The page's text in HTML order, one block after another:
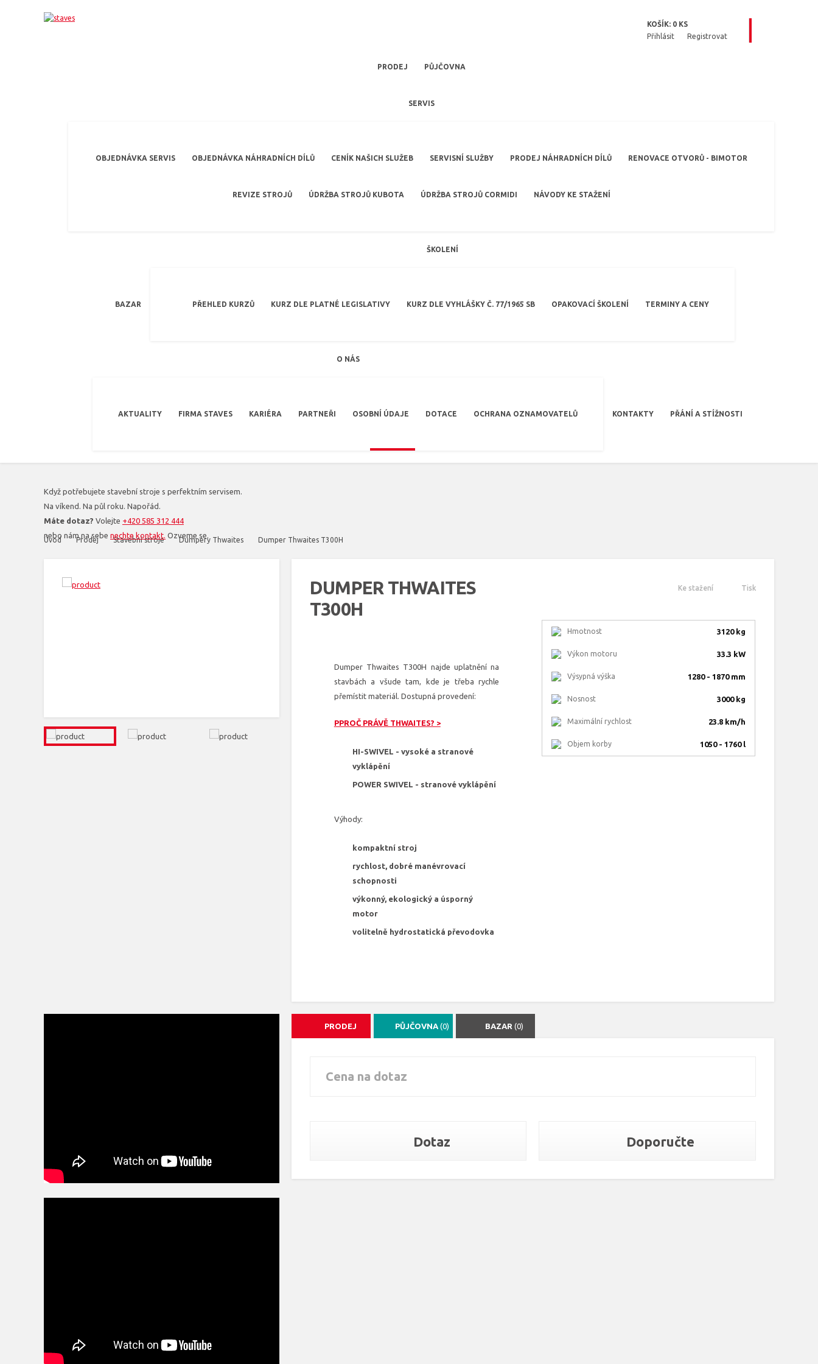
KOŠÍK: 0 KS
Přihlásit
Registrovat
PRODEJ PŮJČOVNA
SERVIS
OBJEDNÁVKA SERVIS OBJEDNÁVKA NÁHRADNÍCH DÍLŮ CENÍK NAŠICH SLUŽEB SERVISNÍ SLUŽBY PRODEJ NÁHRADNÍCH DÍLŮ RENOVACE OTVORŮ - BIMOTOR
REVIZE STROJŮ ÚDRŽBA STROJŮ KUBOTA ÚDRŽBA STROJŮ CORMIDI NÁVODY KE STAŽENÍ
BAZAR
ŠKOLENÍ
PŘEHLED KURZŮ KURZ DLE PLATNÉ LEGISLATIVY KURZ DLE VYHLÁŠKY Č. 77/1965 SB OPAKOVACÍ ŠKOLENÍ TERMINY A CENY
O NÁS
AKTUALITY FIRMA STAVES KARIÉRA PARTNEŘI OSOBNÍ ÚDAJE DOTACE OCHRANA OZNAMOVATELŮ KONTAKTY PŘÁNÍ A STÍŽNOSTI
Když potřebujete stavební stroje s perfektním servisem.
Na víkend. Na půl roku. Napořád.
Máte dotaz? Volejte +420 585 312 444
nebo nám na sebe nechte kontakt. Ozveme se.
Úvod Prodej Stavební stroje Dumpery Thwaites Dumper Thwaites T300H
DUMPER THWAITES
T300H
Dumper Thwaites T300H najde uplatnění na
stavbách a všude tam, kde je třeba rychle
přemístit materiál. Dostupná provedení:
PPROČ PRÁVĚ THWAITES? >
HI-SWIVEL - vysoké a stranové
vyklápění
POWER SWIVEL - stranové vyklápění
Výhody:
kompaktní stroj
rychlost, dobré manévrovací
schopnosti
výkonný, ekologický a úsporný
motor
volitelně hydrostatická převodovka
Ke stažení Tisk
Hmotnost 3120 kg
Výkon motoru 33.3 kW
Výsypná výška 1280 - 1870 mm
Nosnost 3000 kg
Maximální rychlost 23.8 km/h
Objem korby 1050 - 1760 l
PRODEJ PŮJČOVNA (0) BAZAR(0)
Cena na dotaz
Dotaz Doporučte